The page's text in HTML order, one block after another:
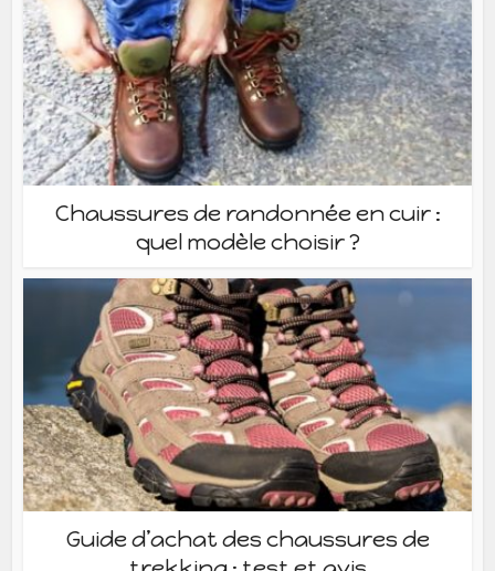
Chaussures de randonnée en cuir :
quel modèle choisir ?
Guide d’achat des chaussures de